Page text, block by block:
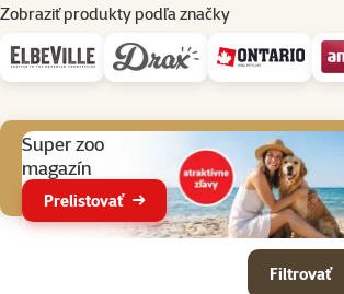
Zobraziť produkty podľa značky
Super zoo
magazín
Prelistovať
Filtrovať
Produkty v kategorii Konzervy a kapsičky pre